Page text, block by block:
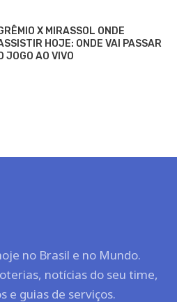
X MIRASSOL ONDE
HOJE: ONDE VAI PASSAR
JOGO AO VIVO
no Brasil e no Mundo.
notícias do seu time,
e guias de serviços.